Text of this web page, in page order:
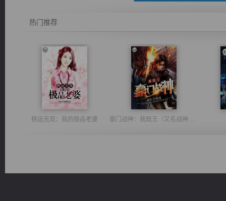
热门推荐
桃运无双：我的极品老婆 豪门战神：我既王（又名战神归来不败神婿修罗战神）